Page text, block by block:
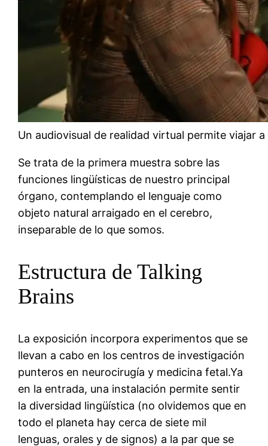
Un audiovisual de realidad virtual permite viajar
Se trata de la primera muestra sobre las
funciones lingüísticas de nuestro principal
órgano, contemplando el lenguaje como
objeto natural arraigado en el cerebro,
inseparable de lo que somos.
Estructura de Talking
Brains
La exposición incorpora experimentos que se
llevan a cabo en los centros de investigación
punteros en neurocirugía y medicina fetal.Ya
en la entrada, una instalación permite sentir
la diversidad lingüística (no olvidemos que en
todo el planeta hay cerca de siete mil
lenguas, orales y de signos) a la par que se